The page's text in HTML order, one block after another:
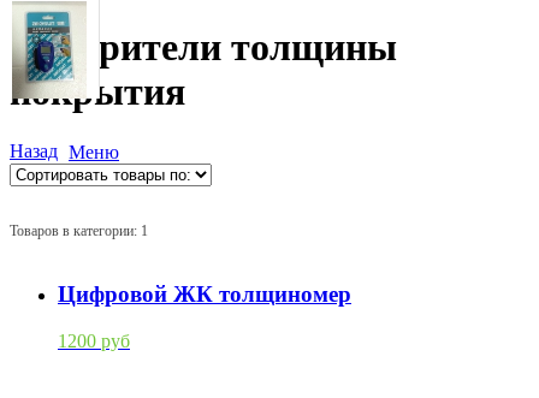
Измерители толщины
покрытия
Назад Меню
Товаров в категории: 1
Цифровой ЖК толщиномер
1200 руб